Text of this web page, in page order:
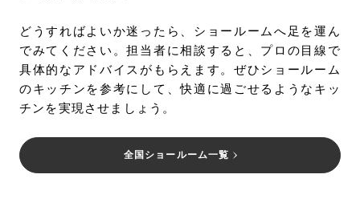
どうすればよいか迷ったら、ショールームへ足を運ん
でみてください。担当者に相談すると、プロの目線で
具体的なアドバイスがもらえます。ぜひショールーム
のキッチンを参考にして、快適に過ごせるようなキッ
チンを実現させましょう。
全国ショールーム一覧